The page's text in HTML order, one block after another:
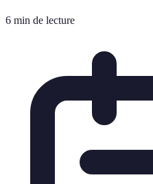
6 min de lecture